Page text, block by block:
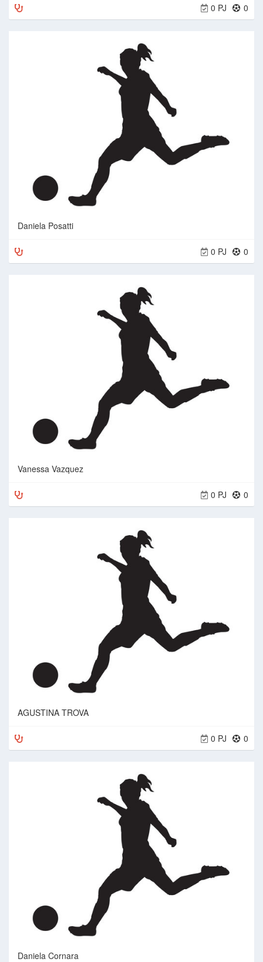
0
0 PJ
Daniela Posatti
0
0 PJ
Vanessa Vazquez
0
0 PJ
AGUSTINA TROVA
0
0 PJ
Daniela Cornara